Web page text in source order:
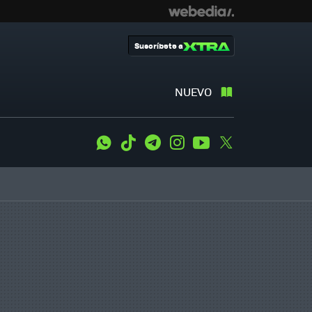
NUEVO
Suscríbete a
WhatsApp
Tiktok TelegramInstagramYoutube